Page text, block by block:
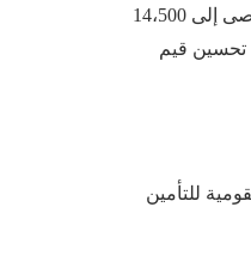
رفع الحد الأدنى لأجر الاشتراك التأميني ليصل إلى 2،300 جنيه بدلًا من 2،000 جنيه، فيما يرتفع الحد الأقصى إلى 14،500
تحسين قيم
للتأمين